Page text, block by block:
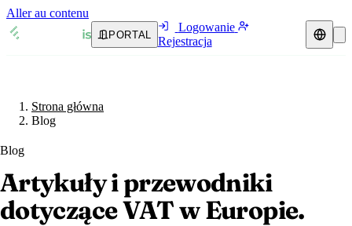
Aller au contenu
🇦🇹Austria
🇧🇬 Bułgaria
🇭🇷 Chorwacja
Przewodniki VAT
🇧🇪 Belgia
🇧🇬 Bułgaria
Blog
Weryfikacja numeru VAT
PORTAL
Logowanie
Rejestracja
Strona główna
Blog
Blog
Artykuły i przewodniki
dotyczące VAT w Europie.